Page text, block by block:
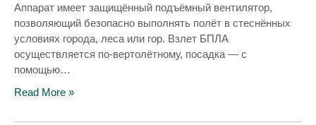
Аппарат имеет защищённый подъёмный вентилятор,
позволяющий безопасно выполнять полёт в стеснённых
условиях города, леса или гор. Взлет БПЛА
осуществляется по-вертолётному, посадка — с
помощью…
Read More »